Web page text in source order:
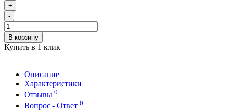
+
-
В корзину
Купить в 1 клик
Описание
Характеристики
Отзывы 0
Вопрос - Ответ 0